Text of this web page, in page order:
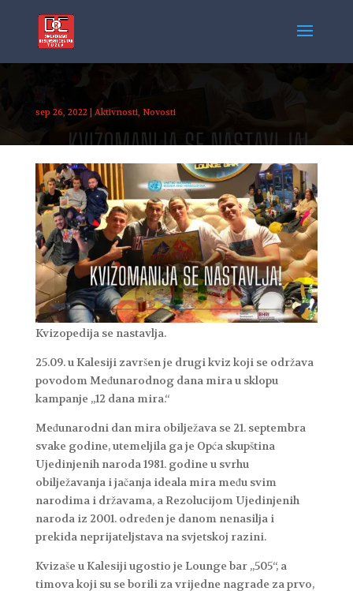
sep 26, 2022|Aktivnosti, Novosti
Kvizopedija se nastavlja.
25.09. u Kalesiji završen je drugi kviz koji se održava
povodom Međunarodnog dana mira u sklopu
kampanje „12 dana mira.“
Međunarodni dan mira obilježava se 21. septembra
svake godine, utemeljila ga je Opća skupština
Ujedinjenih naroda 1981. godine u svrhu
obilježavanja i jačanja ideala mira među svim
narodima i državama, a Rezolucijom Ujedinjenih
naroda iz 2001. određen je danom nenasilja i
prekida neprijateljstava na svjetskoj razini.
Kvizaše u Kalesiji ugostio je Lounge bar „505“, a
timova koji su se borili za vrijedne nagrade za prvo,